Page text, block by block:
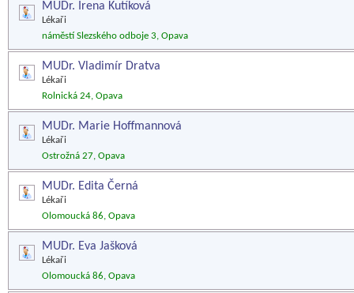
MUDr. Irena Kutíková
Lékaři
náměstí Slezského odboje 3, Opava
MUDr. Vladimír Dratva
Lékaři
Rolnická 24, Opava
MUDr. Marie Hoffmannová
Lékaři
Ostrožná 27, Opava
MUDr. Edita Černá
Lékaři
Olomoucká 86, Opava
MUDr. Eva Jašková
Lékaři
Olomoucká 86, Opava